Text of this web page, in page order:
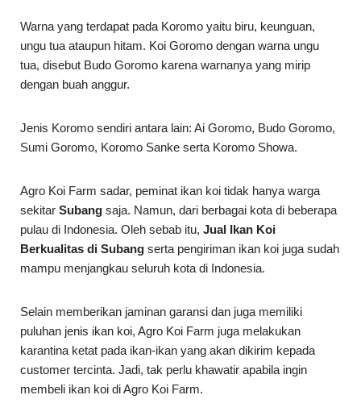
Warna yang terdapat pada Koromo yaitu biru, keunguan,
ungu tua ataupun hitam. Koi Goromo dengan warna ungu
tua, disebut Budo Goromo karena warnanya yang mirip
dengan buah anggur.
Jenis Koromo sendiri antara lain: Ai Goromo, Budo Goromo,
Sumi Goromo, Koromo Sanke serta Koromo Showa.
Agro Koi Farm sadar, peminat ikan koi tidak hanya warga
sekitar Subang saja. Namun, dari berbagai kota di beberapa
pulau di Indonesia. Oleh sebab itu, Jual Ikan Koi
Berkualitas di Subang serta pengiriman ikan koi juga sudah
mampu menjangkau seluruh kota di Indonesia.
Selain memberikan jaminan garansi dan juga memiliki
puluhan jenis ikan koi, Agro Koi Farm juga melakukan
karantina ketat pada ikan-ikan yang akan dikirim kepada
customer tercinta. Jadi, tak perlu khawatir apabila ingin
membeli ikan koi di Agro Koi Farm.